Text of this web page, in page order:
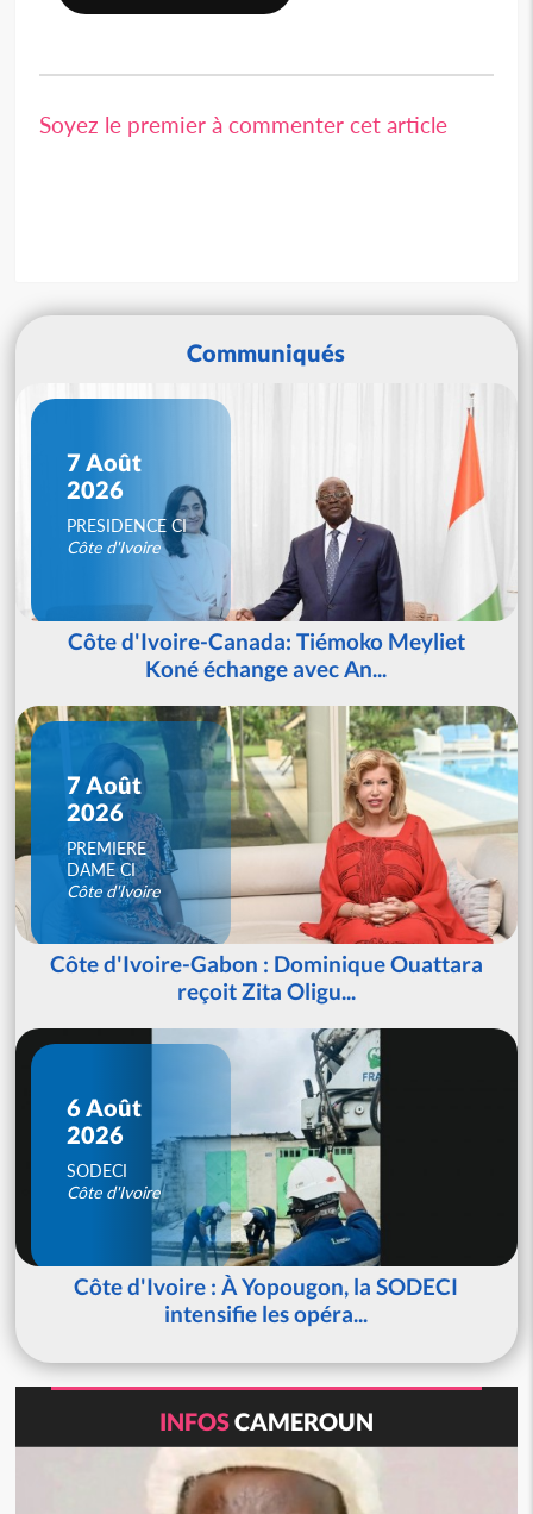
Soyez le premier à commenter cet article
Communiqués
7 Août
2026
PRESIDENCE CI
Côte d'Ivoire
Côte d'Ivoire-Canada: Tiémoko Meyliet
Koné échange avec An...
7 Août
2026
PREMIERE
DAME CI
Côte d'Ivoire
Côte d'Ivoire-Gabon : Dominique Ouattara
reçoit Zita Oligu...
6 Août
2026
SODECI
Côte d'Ivoire
Côte d'Ivoire : À Yopougon, la SODECI
intensifie les opéra...
INFOSCAMEROUN